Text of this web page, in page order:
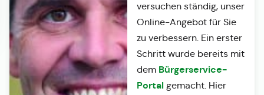
versuchen ständig, unser
Online-Angebot für Sie
zu verbessern. Ein erster
Schritt wurde bereits mit
dem Bürgerservice-
Portalgemacht. Hier